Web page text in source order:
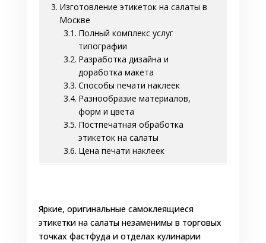
Изготовление этикеток на салаты в
Москве
Полный комплекс услуг
типографии
Разработка дизайна и
доработка макета
Способы печати наклеек
Разнообразие материалов,
форм и цвета
Постпечатная обработка
этикеток на салаты
Цена печати наклеек
Яркие, оригинальные самоклеящиеся
этикетки на салаты незаменимы в торговых
точках фастфуда и отделах кулинарии